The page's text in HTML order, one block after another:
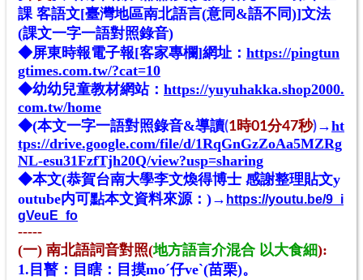
課 客語文[臺灣地區南北語言(意同&語不同)]文法
(課文一字一語對照錄音)
◆屏東時報電子報[客家專欄]網址： https://pingtun
gtimes.com.tw/?cat=10
◆幼幼兒童教材網站： https://yuyuhakka.shop2000.
com.tw/home
◆(本文一字一語對照錄音&導讀(1時01分47秒)→ht
tps://drive.google.com/file/d/1RqGnGzZoAa5MZRg
NL-esu31FzfTjh20Q/view?usp=sharing
◆本文(恭賀台南大學李文煥得博士 感謝整理貼文y
outube内可點本文資料來源：)→ https://youtu.be/9_i
gVeuE_fo
-----
(一) 南北語詞音對照(地方語言介混合 以大食細):
1.目瞽：目瞎：目摸moˊ仔veˋ(苗栗)。